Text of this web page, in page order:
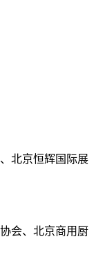
北京恒辉国际展
会、北京商用厨